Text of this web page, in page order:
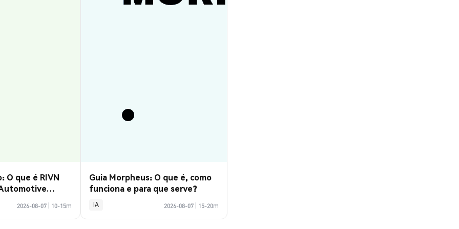
O que é RIVN
2026-08-07 10-15m
Guia Morpheus: O que é, como
funciona e para que serve?
IA 2026-08-07 15-20m